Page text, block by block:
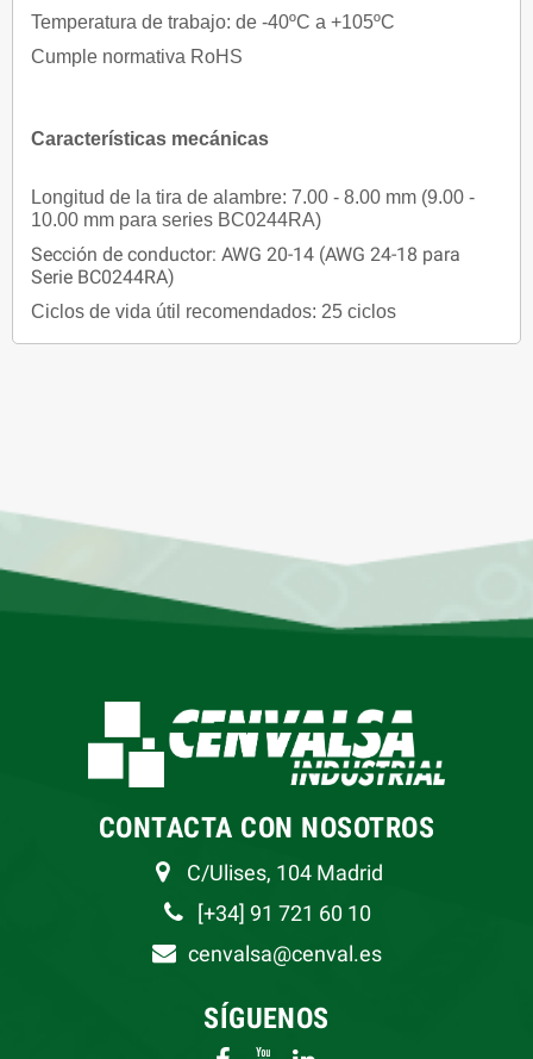
Temperatura de trabajo: de -40ºC a +105ºC
Cumple normativa RoHS
Características mecánicas
Longitud de la tira de alambre: 7.00 - 8.00 mm (9.00 -
10.00 mm para series BC0244RA)
Sección de conductor: AWG 20-14 (AWG 24-18 para
Serie BC0244RA)
Ciclos de vida útil recomendados: 25 ciclos
CONTACTA CON NOSOTROS
C/Ulises, 104 Madrid
[+34] 91 721 60 10
cenvalsa@cenval.es
SÍGUENOS